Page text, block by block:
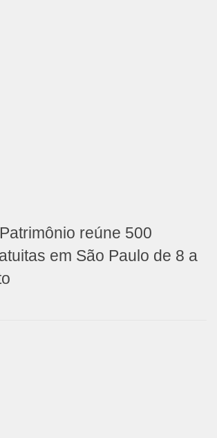
reúne 500
em São Paulo de 8 a